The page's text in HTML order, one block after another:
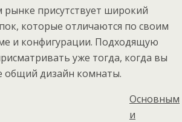
рынке присутствует широкий
которые отличаются по своим
и конфигурации. Подходящую
уже тогда, когда вы
общий дизайн комнаты.
Основным
и